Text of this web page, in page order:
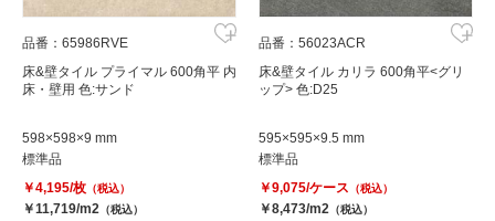
品番：65986RVE
床&壁タイル プライマル 600角平 内
床・壁用 色:サンド
598×598×9 mm
標準品
￥4,195/枚 （税込）
￥11,719/m2 （税込）
品番：56023ACR
床&壁タイル カリラ 600角平<グリ
ップ> 色:D25
595×595×9.5 mm
標準品
￥9,075/ケース （税込）
￥8,473/m2 （税込）